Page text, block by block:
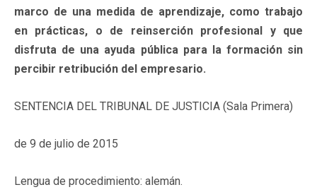
marco de una medida de aprendizaje, como trabajo
en prácticas, o de reinserción profesional y que
disfruta de una ayuda pública para la formación sin
percibir retribución del empresario.
SENTENCIA DEL TRIBUNAL DE JUSTICIA (Sala Primera)
de 9 de julio de 2015
Lengua de procedimiento: alemán.